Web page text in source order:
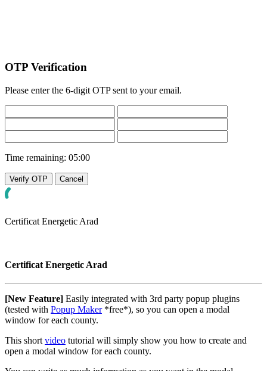
OTP Verification
Please enter the 6-digit OTP sent to your email.
Time remaining: 05:00
Verify OTP Cancel
Certificat Energetic Arad
Certificat Energetic Arad
[New Feature] Easily integrated with 3rd party popup plugins
(tested with Popup Maker*free*), so you can open a modal
window for each county.
This short video tutorial will simply show you how to create and
open a modal window for each county.